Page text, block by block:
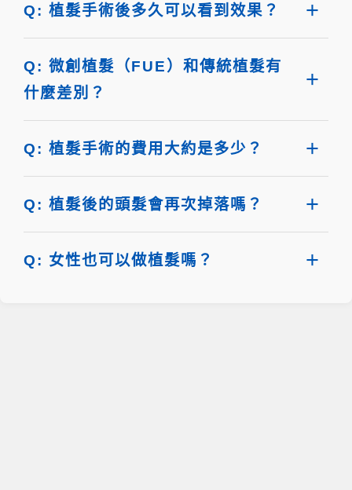
Q: 植髮手術後多久可以看到效果？
Q: 微創植髮（FUE）和傳統植髮有
什麼差別？
Q: 植髮手術的費用大約是多少？
Q: 植髮後的頭髮會再次掉落嗎？
Q: 女性也可以做植髮嗎？